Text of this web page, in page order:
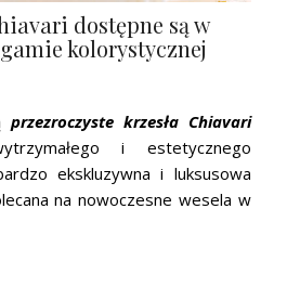
dostępne są w
kolorystycznej
przezroczyste krzesła Chiavari
i estetycznego
ekskluzywna i luksusowa
na nowoczesne wesela w